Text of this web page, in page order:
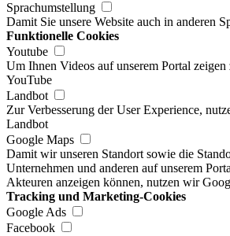
Sprachumstellung
Damit Sie unsere Website auch in anderen
Funktionelle Cookies
Youtube
Um Ihnen Videos auf unserem Portal
YouTube
Landbot
Zur Verbesserung der User Experience,
Landbot
Google Maps
Damit wir unseren Standort sowie die
Unternehmen und anderen auf unserem
Akteuren anzeigen können, nutzen wir
Tracking und Marketing-Cookies
Google Ads
Facebook